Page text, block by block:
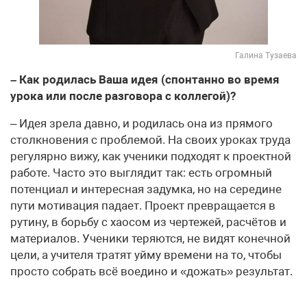
Галина Тузаева
– Как родилась Ваша идея (спонтанно во время
урока или после разговора с коллегой)?
– Идея зрела давно, и родилась она из прямого
столкновения с проблемой. На своих уроках труда
регулярно вижу, как ученики подходят к проектной
работе. Часто это выглядит так: есть огромный
потенциал и интересная задумка, но на середине
пути мотивация падает. Проект превращается в
рутину, в борьбу с хаосом из чертежей, расчётов и
материалов. Ученики теряются, не видят конечной
цели, а учителя тратят уйму времени на то, чтобы
просто собрать всё воедино и «дожать» результат.